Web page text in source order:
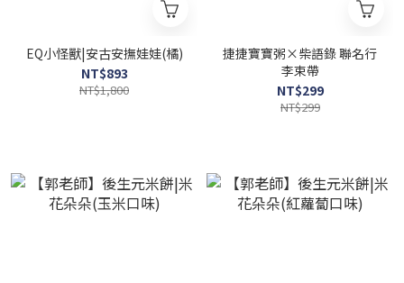
EQ小怪獸|安古安撫娃娃(橘)
NT$893
NT$1,800
捷捷寶寶粥×柴語錄 聯名行
李束帶
NT$299
NT$299